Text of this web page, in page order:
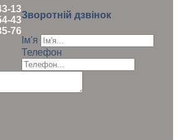
13
43
76
Зворотній дзвінок
Ім'я
Телефон